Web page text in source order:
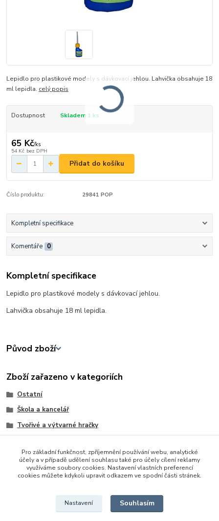
Lepidlo pro plastikové modely s dávkovací jehlou. Lahvička obsahuje 18
ml lepidla. celý popis
Dostupnost Skladem 1 ks
65 Kč/ks
54 Kč bez DPH
Přidat do košíku
Číslo produktu: 29841 POP
Kompletní specifikace
Komentáře 0
Kompletní specifikace
Lepidlo pro plastikové modely s dávkovací jehlou.
Lahvička obsahuje 18 ml lepidla.
Původ zboží
Zboží zařazeno v kategoriích
Ostatní
Škola a kancelář
Tvořivé a výtvarné hračky
Kancelář a domácnost
Školní a výtvarné potřeby
Pro základní funkčnost, zpříjemnění používání webu, analytické
účely a v případě udělení souhlasu také pro účely cílení reklamy
využíváme soubory cookies. Nastavení vlastních preferencí
cookies můžete kdykoli upravit odkazem ve spodní části stránek.
Nastavení Souhlasím